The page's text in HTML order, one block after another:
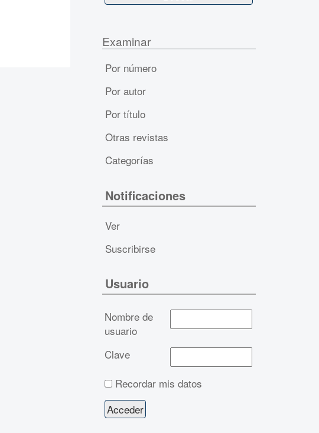
Examinar
Por número
Por autor
Por título
Otras revistas
Categorías
Notificaciones
Ver
Suscribirse
Usuario
Nombre de
usuario
Clave
Recordar mis datos